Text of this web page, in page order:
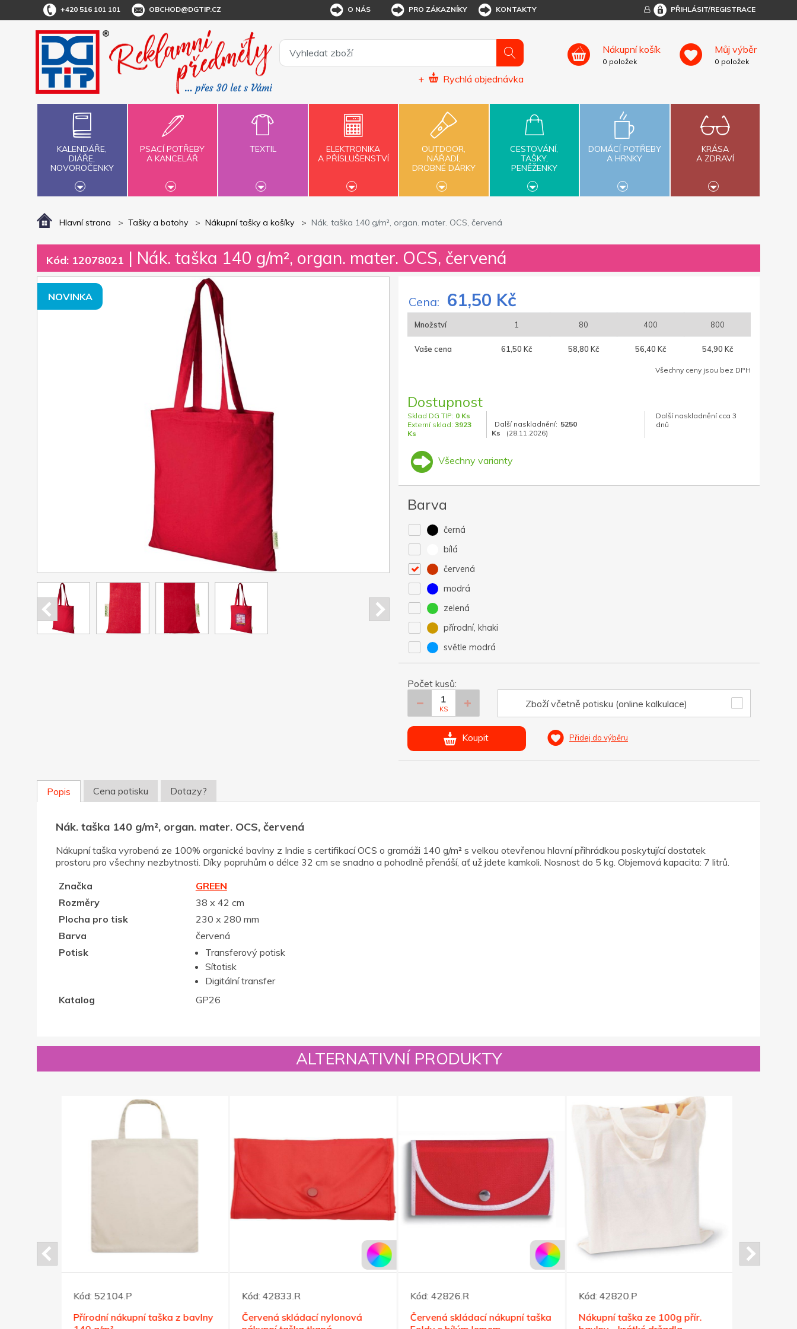
+420 516 101 101 OBCHOD@DGTIP.CZ O NÁS PRO ZÁKAZNÍKY KONTAKTY PŘIHLÁSIT/REGISTRACE
+ Rychlá objednávka
Nákupní košík
0 položek
Můj výběr
0 položek
KALENDÁŘE,
DIÁŘE,
NOVOROČENKY
PSACÍ POTŘEBY
A KANCELÁŘ
TEXTIL
ELEKTRONIKA
A PŘÍSLUŠENSTVÍ
OUTDOOR,
NÁŘADÍ,
DROBNÉ DÁRKY
CESTOVÁNÍ,
TAŠKY,
PENĚŽENKY
DOMÁCÍ POTŘEBY
A HRNKY
KRÁSA
A ZDRAVÍ
Hlavní strana Tašky a batohy Nákupní tašky a košíky Nák. taška 140 g/m², organ. mater. OCS, červená
Kód: 12078021 | Nák. taška 140 g/m², organ. mater. OCS, červená
NOVINKA Cena: 61,50 Kč
Množství 1 80 400 800
Vaše cena 61,50 Kč 58,80 Kč 56,40 Kč 54,90 Kč
Všechny ceny jsou bez DPH
Dostupnost
Sklad DG TIP: 0 Ks
Externí sklad: 3923
Ks
Další naskladnění: 5250
Ks
(28.11.2026)
Další naskladnění cca 3
dnů
Všechny varianty
Barva
černá
bílá
červená
modrá
zelená
přírodní, khaki
světle modrá
Počet kusů:
KS Zboží včetně potisku (online kalkulace)
Koupit Přidej do výběru
Popis Cena potisku Dotazy?
Nák. taška 140 g/m², organ. mater. OCS, červená
Nákupní taška vyrobená ze 100% organické bavlny z Indie s certifikací OCS o gramáži 140 g/m² s velkou otevřenou hlavní přihrádkou poskytující dostatek
prostoru pro všechny nezbytnosti. Díky popruhům o délce 32 cm se snadno a pohodlně přenáší, ať už jdete kamkoli. Nosnost do 5 kg. Objemová kapacita: 7 litrů.
Značka
GREEN
Rozměry
38 x 42 cm
Plocha pro tisk
230 x 280 mm
Barva
červená
Potisk
Transferový potisk
Sítotisk
Digitální transfer
Katalog
GP26
ALTERNATIVNÍ PRODUKTY
Kód: 52104.P
Přírodní nákupní taška z bavlny
Kód: 42833.R
Červená skládací nylonová
Kód: 42826.R
Červená skládací nákupní taška
Kód: 42820.P
Nákupní taška ze 100g přír.